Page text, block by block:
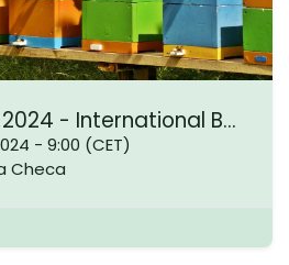
Hanácká včela 2024 - International Beekeeping Exhibition
- 9:00 (CET)
Checa